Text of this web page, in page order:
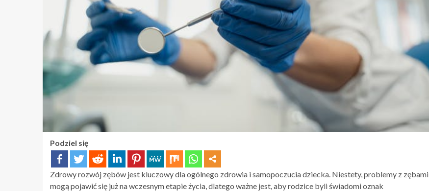
Podziel się
Zdrowy rozwój zębów jest kluczowy dla ogólnego zdrowia i samopoczucia dziecka. Niestety, problemy z zębami
mogą pojawić się już na wczesnym etapie życia, dlatego ważne jest, aby rodzice byli świadomi oznak